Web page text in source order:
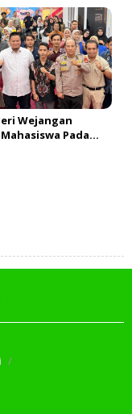
Aktivitas Warga
Lokal
Wejangan
Pada